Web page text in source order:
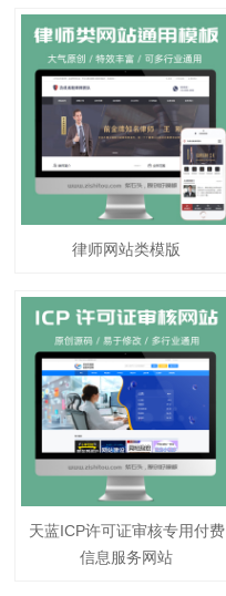
律师网站类模版
天蓝ICP许可证审核专用付费
信息服务网站